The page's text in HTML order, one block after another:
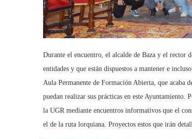
Durante el encuentro, el alcalde de Baza y el rector
entidades y que están dispuestos a mantener e
Aula Permanente de Formación Abierta, que acaba
puedan realizar sus prácticas en este Ayuntamiento.
la UGR mediante encuentros informativos que el
el de la ruta lorquiana. Proyectos estos que irán